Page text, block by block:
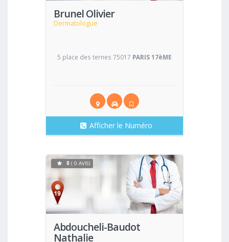
Brunel Olivier
Dermatologue
5 place des ternes 75017 PARIS 17èME
Afficher le Numéro
Abdoucheli-Baudot
Nathalie
Voir
0 ( 0 AVIS)